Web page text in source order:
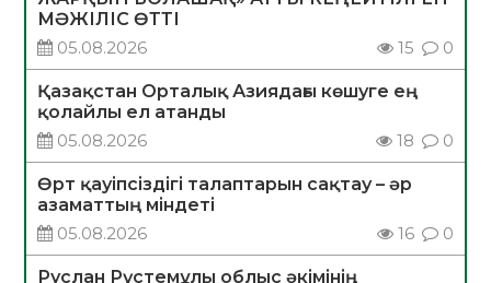
МӘЖІЛІС ӨТТІ
05.08.2026
15 0
Қазақстан Орталық Азиядағы көшуге ең
қолайлы ел атанды
05.08.2026
18 0
Өрт қауіпсіздігі талаптарын сақтау – әр
азаматтың міндеті
05.08.2026
16 0
Руслан Рүстемұлы облыс әкімінің